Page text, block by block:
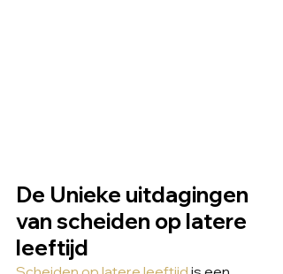
De Unieke uitdagingen
van scheiden op latere
leeftijd